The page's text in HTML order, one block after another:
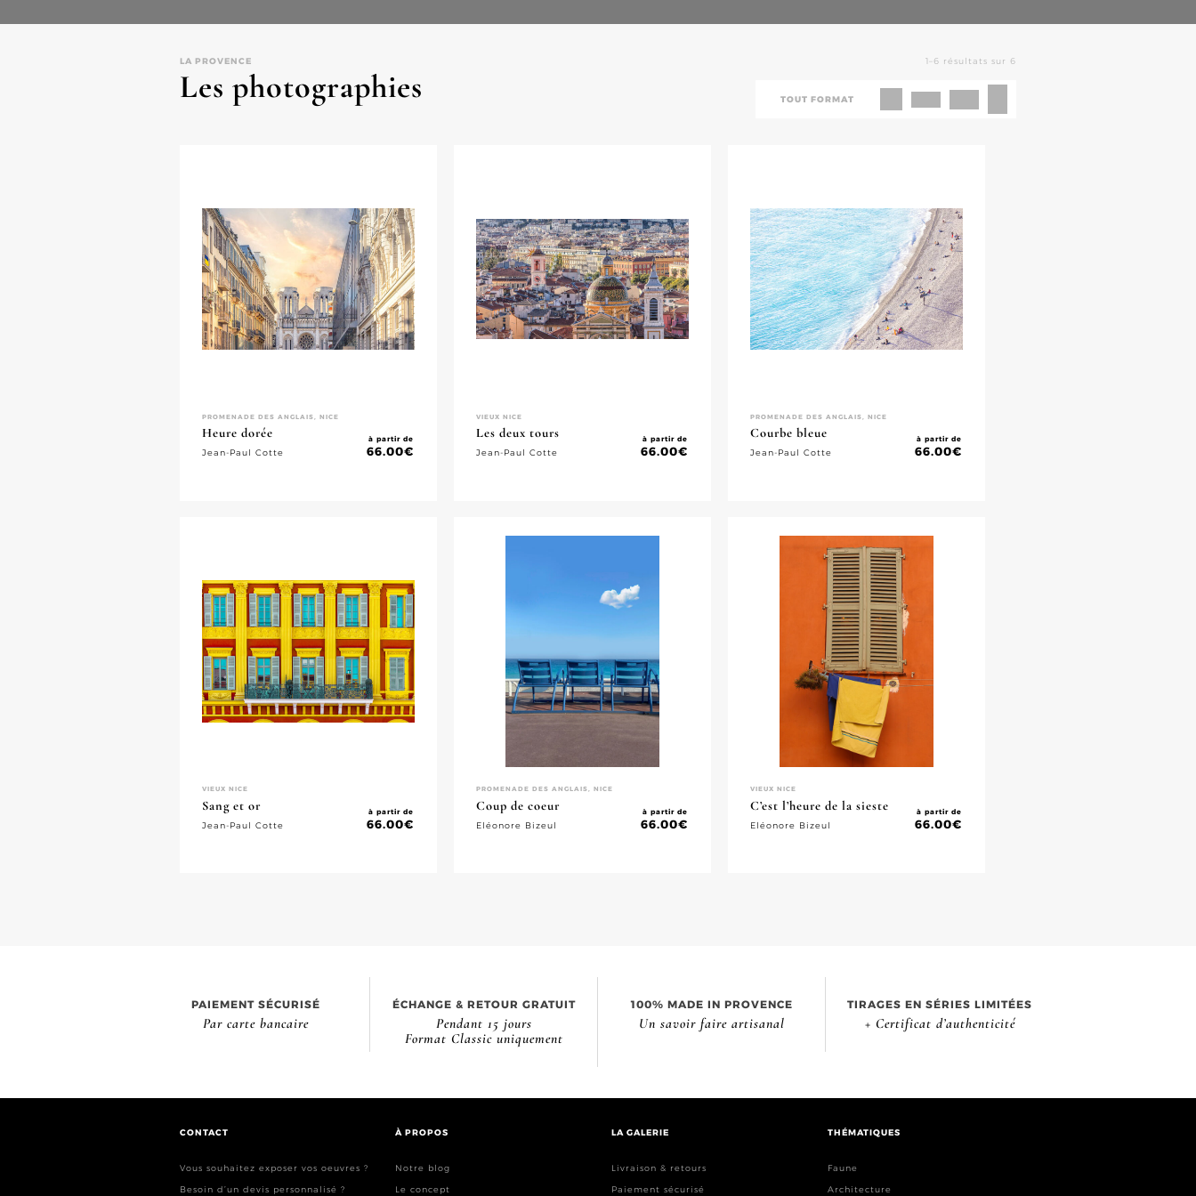
LA PROVENCE
Les photographies
1–6 résultats sur 6
TOUT FORMAT
PROMENADE DES ANGLAIS, NICE
Heure dorée
Jean-Paul Cotte
à partir de
66.00€
VIEUX NICE
Les deux tours
Jean-Paul Cotte
à partir de
66.00€
PROMENADE DES ANGLAIS, NICE
Courbe bleue
Jean-Paul Cotte
à partir de
66.00€
VIEUX NICE
Sang et or
Jean-Paul Cotte
à partir de
66.00€
PROMENADE DES ANGLAIS, NICE
Coup de coeur
Eléonore Bizeul
à partir de
66.00€
VIEUX NICE
C’est l’heure de la sieste
Eléonore Bizeul
à partir de
66.00€
PAIEMENT SÉCURISÉ
Par carte bancaire
ÉCHANGE & RETOUR GRATUIT
Pendant 15 jours
Format Classic uniquement
100% MADE IN PROVENCE
Un savoir faire artisanal
TIRAGES EN SÉRIES LIMITÉES
+ Certificat d’authenticité
CONTACT
Vous souhaitez exposer vos oeuvres ?
Besoin d’un devis personnalisé ?
À PROPOS
Notre blog
Le concept
LA GALERIE
Livraison & retours
Paiement sécurisé
THÉMATIQUES
Faune
Architecture